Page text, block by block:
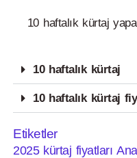
10 haftalık kürtaj
10 haftalık kürtaj
10 haftalık kürtaj
Etiketler
2025 kürtaj fiyatları